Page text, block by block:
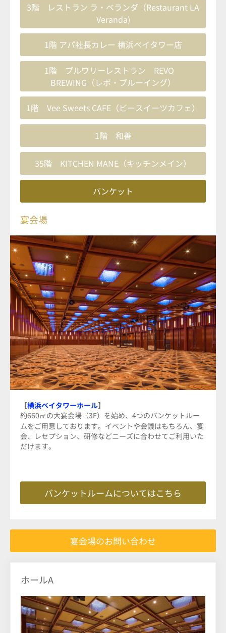
3階 レストラン ラ・ベランダ（Restaurant LA
Veranda)
1階 アパ社長カレー 横浜ベイタワー店
1階 ブルワリーレストラン REVO
BREWING（レボ・ブルーイング）
1階 Vee Sweets CAFE（ビースイーツカフェ）
1階 和善
35階 KITCHEN MANE（キッチンメイン）
バンケット
宴会場
【横浜ベイタワーホール】
約660㎡の大宴会場（3F）を始め、4つのバンケットルー
ムをご用意しております。イベントや会議はもちろん、宴
会、レセプション、研修などニーズに合わせてご利用いた
だけます。
バンケットルームについてはこちら
宴会場のお問い合わせ
ホールA